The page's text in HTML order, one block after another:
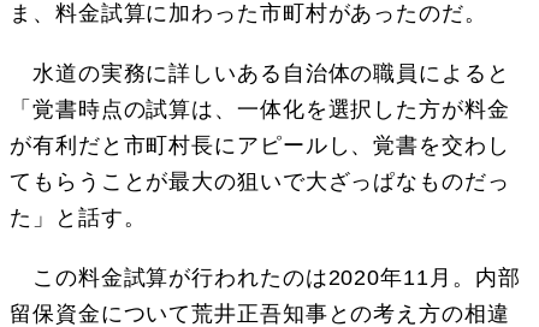
ま、料金試算に加わった市町村があったのだ。
水道の実務に詳しいある自治体の職員によると
「覚書時点の試算は、一体化を選択した方が料金
が有利だと市町村長にアピールし、覚書を交わし
てもらうことが最大の狙いで大ざっぱなものだっ
た」と話す。
この料金試算が行われたのは2020年11月。内部
留保資金について荒井正吾知事との考え方の相違